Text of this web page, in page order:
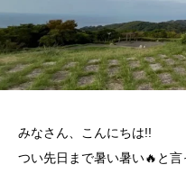
みなさん、こんにちは!!
つい先日まで暑い暑い🔥と